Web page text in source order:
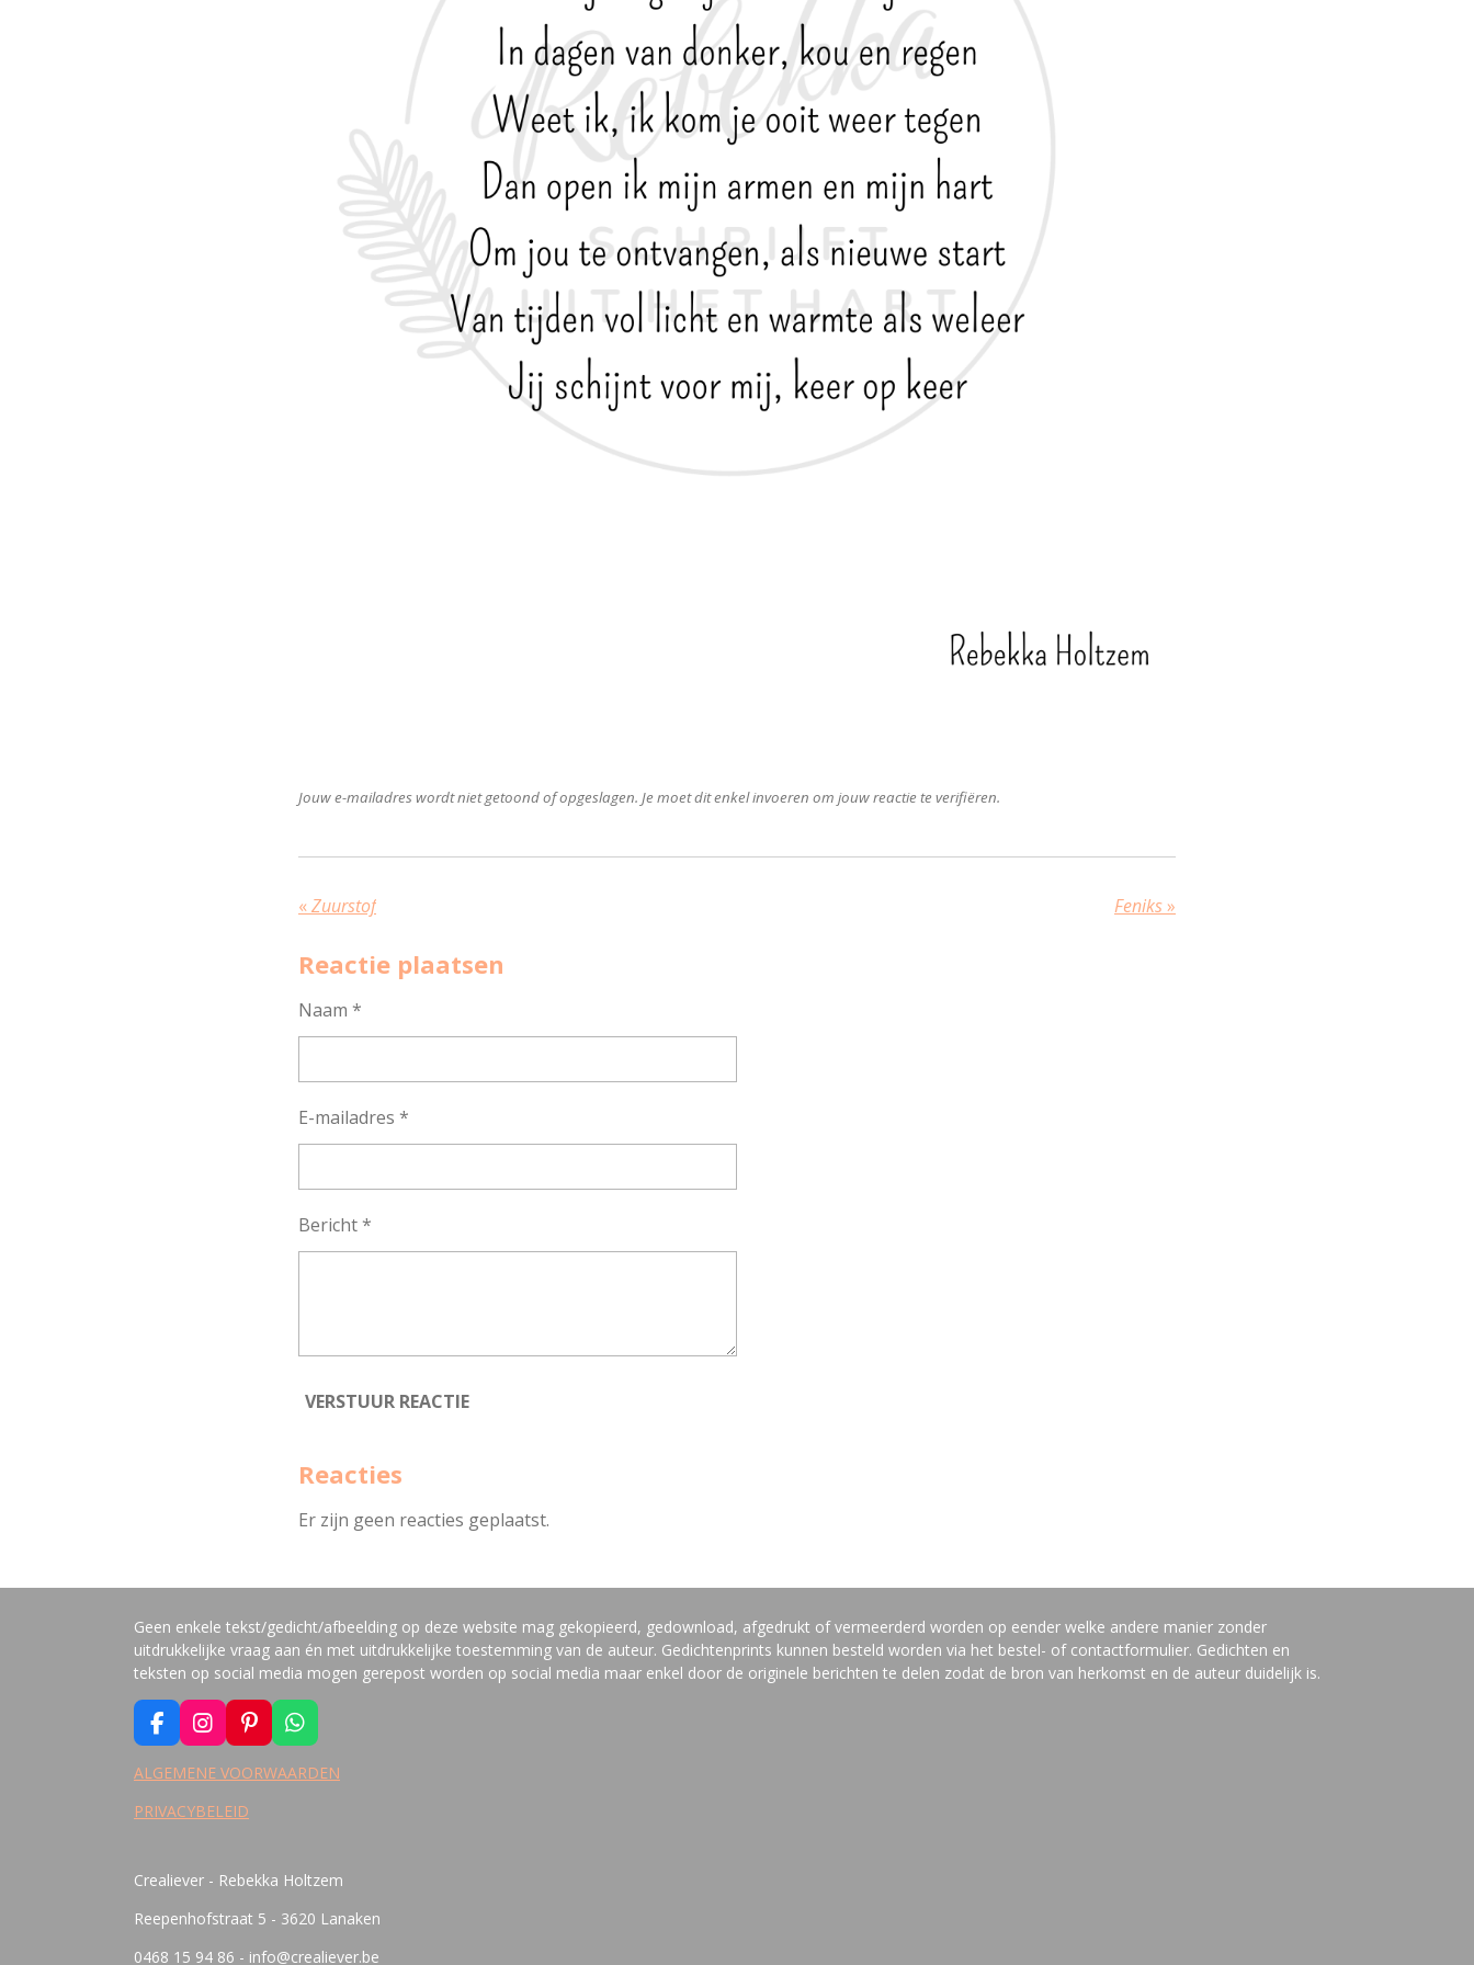
Jouw e-mailadres wordt niet getoond of opgeslagen. Je moet dit enkel invoeren om jouw reactie te verifiëren.
«Zuurstof Feniks»
Reactie plaatsen
Naam *
E-mailadres *
Bericht *
VERSTUUR REACTIE
Reacties
Er zijn geen reacties geplaatst.
Geen enkele tekst/gedicht/afbeelding op deze website mag gekopieerd, gedownload, afgedrukt of vermeerderd worden op eender welke andere manier zonder
uitdrukkelijke vraag aan én met uitdrukkelijke toestemming van de auteur. Gedichtenprints kunnen besteld worden via het bestel- of contactformulier. Gedichten en
teksten op social media mogen gerepost worden op social media maar enkel door de originele berichten te delen zodat de bron van herkomst en de auteur duidelijk is.
F
A
C
B
K
I
N
S
A
A
P
I
N
E
S
W
H
A
P
ALGEMENE VOORWAARDEN
PRIVACYBELEID
Crealiever - Rebekka Holtzem
Reepenhofstraat 5 - 3620 Lanaken
0468 15 94 86 - info@crealiever.be